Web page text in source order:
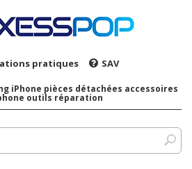
pratiques SAV
iPhone pièces détachées accessoires
outils réparation